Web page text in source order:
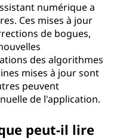
numérique a
Ces mises à jour
de bogues,
des algorithmes
mises à jour sont
peuvent
de l'application.
peut-il lire